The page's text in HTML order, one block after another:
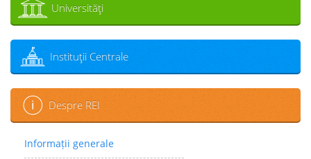
Universităţi
Instituţii Centrale
Despre REI
Informații generale